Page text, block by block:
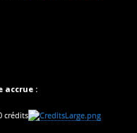
accrue :
crédits